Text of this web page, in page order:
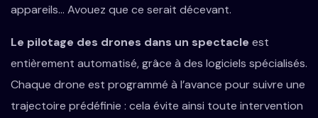
appareils… Avouez que ce serait décevant.
Le pilotage des drones dans un spectacle est
entièrement automatisé, grâce à des logiciels spécialisés.
Chaque drone est programmé à l’avance pour suivre une
trajectoire prédéfinie : cela évite ainsi toute intervention